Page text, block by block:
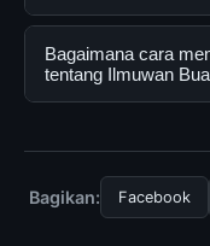
mendapatkan
dapat
resmi dan
Ya, Ilmuwan Buat
secara gratis oleh
tersembunyi atau
Bagaimana cara
tentang Ilmuwan
halaman resmi
memperbarui
Bagikan: Facebook